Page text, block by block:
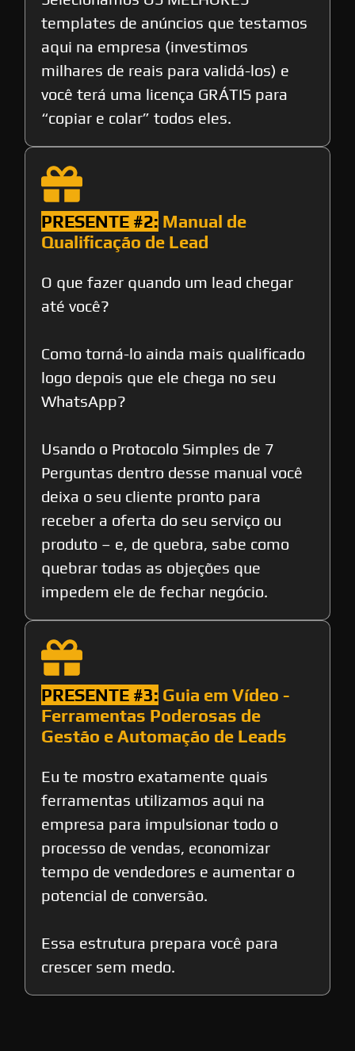
templates de anúncios que testamos
aqui na empresa (investimos
milhares de reais para validá-los) e
você terá uma licença GRÁTIS para
“copiar e colar” todos eles.
PRESENTE #2: Manual de
Qualificação de Lead
O que fazer quando um lead chegar
até você?
Como torná-lo ainda mais qualificado
logo depois que ele chega no seu
WhatsApp?
Usando o Protocolo Simples de 7
Perguntas dentro desse manual você
deixa o seu cliente pronto para
receber a oferta do seu serviço ou
produto – e, de quebra, sabe como
quebrar todas as objeções que
impedem ele de fechar negócio.
PRESENTE #3: Guia em Vídeo -
Ferramentas Poderosas de
Gestão e Automação de Leads
Eu te mostro exatamente quais
ferramentas utilizamos aqui na
empresa para impulsionar todo o
processo de vendas, economizar
tempo de vendedores e aumentar o
potencial de conversão.
Essa estrutura prepara você para
crescer sem medo.